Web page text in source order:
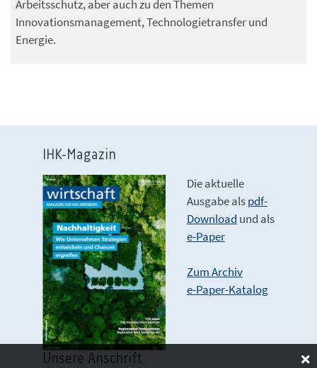
Arbeitsschutz, aber auch zu den Themen
Innovationsmanagement, Technologietransfer und
Energie.
IHK-Magazin
Die aktuelle
Ausgabe alspdf-
Download und als
e-Paper
Zum Archiv
e-Paper-Katalog
Unsere Anschrift